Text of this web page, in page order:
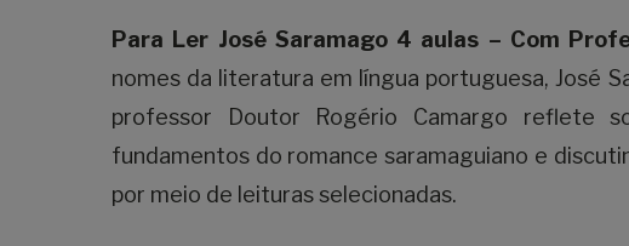
Para Ler José Saramago 4 aulas – Com
nomes da literatura em língua portuguesa, José
professor Doutor Rogério Camargo reflete
fundamentos do romance saramaguiano e
por meio de leituras selecionadas.